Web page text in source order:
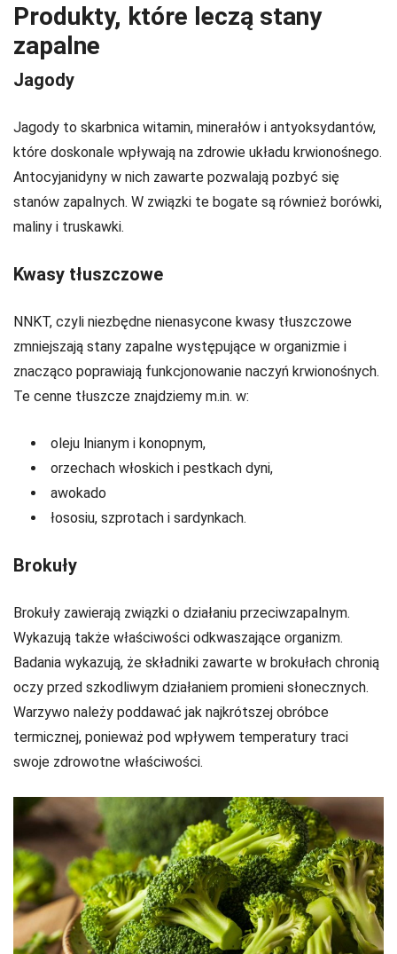
Produkty, które leczą stany
zapalne
Jagody
Jagody to skarbnica witamin, minerałów i antyoksydantów,
które doskonale wpływają na zdrowie układu krwionośnego.
Antocyjanidyny w nich zawarte pozwalają pozbyć się
stanów zapalnych. W związki te bogate są również borówki,
maliny i truskawki.
Kwasy tłuszczowe
NNKT, czyli niezbędne nienasycone kwasy tłuszczowe
zmniejszają stany zapalne występujące w organizmie i
znacząco poprawiają funkcjonowanie naczyń krwionośnych.
Te cenne tłuszcze znajdziemy m.in. w:
oleju lnianym i konopnym,
orzechach włoskich i pestkach dyni,
awokado
łososiu, szprotach i sardynkach.
Brokuły
Brokuły zawierają związki o działaniu przeciwzapalnym.
Wykazują także właściwości odkwaszające organizm.
Badania wykazują, że składniki zawarte w brokułach chronią
oczy przed szkodliwym działaniem promieni słonecznych.
Warzywo należy poddawać jak najkrótszej obróbce
termicznej, ponieważ pod wpływem temperatury traci
swoje zdrowotne właściwości.